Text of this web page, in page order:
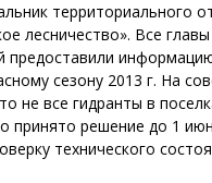
территориального
лесничество». Все
предоставили
сезону 2013 г. На
не все гидранты в
принято решение до 1
технического